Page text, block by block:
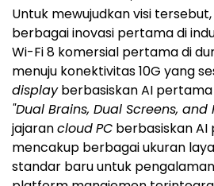
Untuk mewujudkan visi
berbagai inovasi pertama di
Wi-Fi 8 komersial pertama di
menuju konektivitas 10G yang
displayberbasiskan AI
"Dual Brains, Dual Screens,
jajarancloudPC berbasiskan
mencakup berbagai ukuran
standar baru untuk